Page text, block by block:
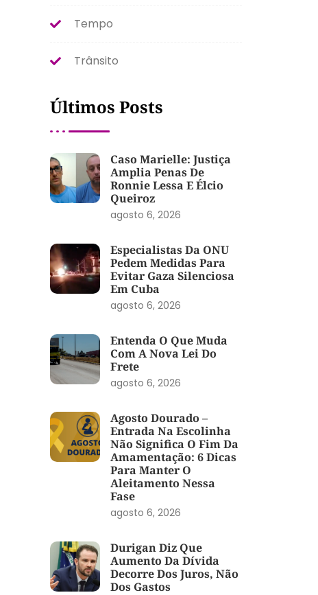
Tempo
Trânsito
Últimos Posts
Caso Marielle: Justiça
Amplia Penas De
Ronnie Lessa E Élcio
Queiroz
agosto 6, 2026
Especialistas Da ONU
Pedem Medidas Para
Evitar Gaza Silenciosa
Em Cuba
agosto 6, 2026
Entenda O Que Muda
Com A Nova Lei Do
Frete
agosto 6, 2026
Agosto Dourado –
Entrada Na Escolinha
Não Significa O Fim Da
Amamentação: 6 Dicas
Para Manter O
Aleitamento Nessa
Fase
agosto 6, 2026
Durigan Diz Que
Aumento Da Dívida
Decorre Dos Juros, Não
Dos Gastos